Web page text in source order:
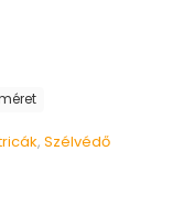
, Szélvédő